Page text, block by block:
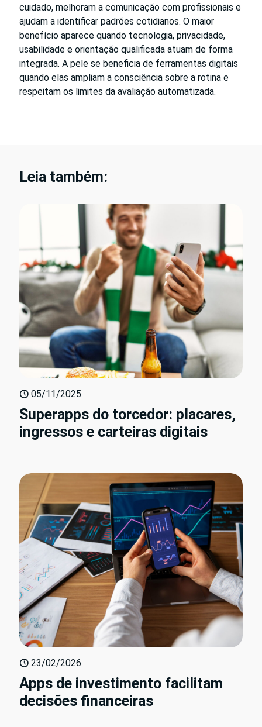
cuidado, melhoram a comunicação com profissionais e
ajudam a identificar padrões cotidianos. O maior
benefício aparece quando tecnologia, privacidade,
usabilidade e orientação qualificada atuam de forma
integrada. A pele se beneficia de ferramentas digitais
quando elas ampliam a consciência sobre a rotina e
respeitam os limites da avaliação automatizada.
Leia também:
05/11/2025
Superapps do torcedor: placares,
ingressos e carteiras digitais
23/02/2026
Apps de investimento facilitam
decisões financeiras